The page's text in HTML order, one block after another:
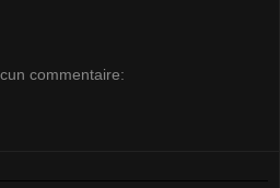
commentaire: